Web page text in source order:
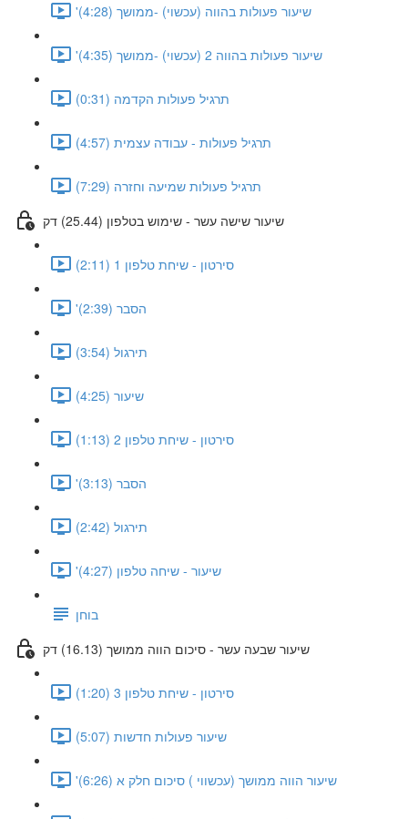
'שיעור פעולות בהווה (עכשוי) -ממושך (4:28)
'שיעור פעולות בהווה 2 (עכשוי) -ממושך (4:35)
תרגיל פעולות הקדמה (0:31)
תרגיל פעולות - עבודה עצמית (4:57)
תרגיל פעולות שמיעה וחזרה (7:29)
שיעור שישה עשר - שימוש בטלפון (25.44) דק
סירטון - שיחת טלפון 1 (2:11)
'הסבר (2:39)
תירגול (3:54)
שיעור (4:25)
סירטון - שיחת טלפון 2 (1:13)
'הסבר (3:13)
תירגול (2:42)
'שיעור - שיחה טלפון (4:27)
בוחן
שיעור שבעה עשר - סיכום הווה ממושך (16.13) דק
סירטון - שיחת טלפון 3 (1:20)
שיעור פעולות חדשות (5:07)
'שיעור הווה ממושך (עכשווי ) סיכום חלק א (6:26)